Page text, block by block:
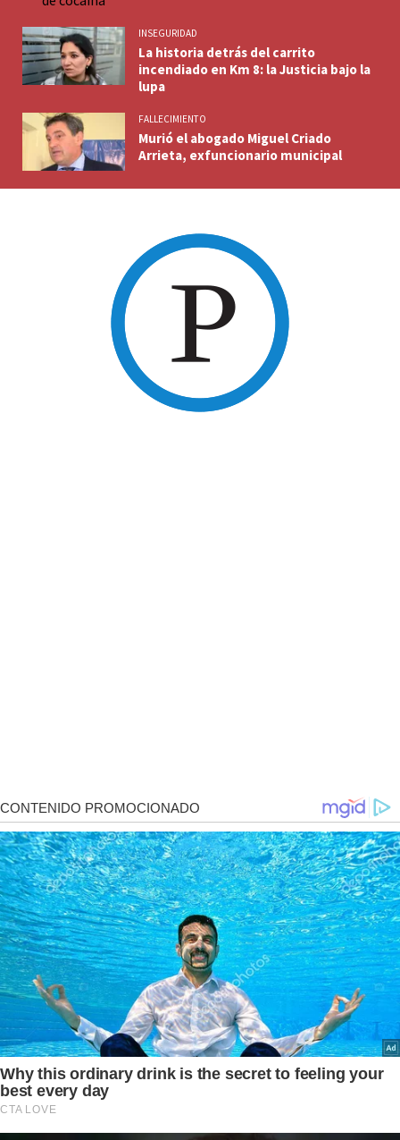
INSEGURIDAD
La historia detrás del carrito
incendiado en Km 8: la Justicia bajo la
lupa
FALLECIMIENTO
Murió el abogado Miguel Criado
Arrieta, exfuncionario municipal